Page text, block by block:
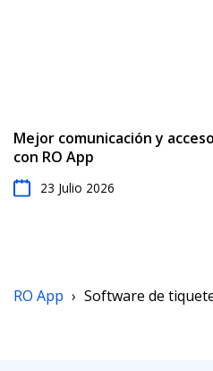
Mejor comunicación y
con RO App
23 Julio 2026
RO App › Software de